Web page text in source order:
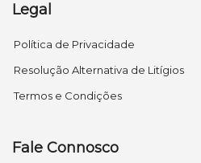
Legal
Política de Privacidade
Resolução Alternativa de Litígios
Termos e Condições
Fale Connosco